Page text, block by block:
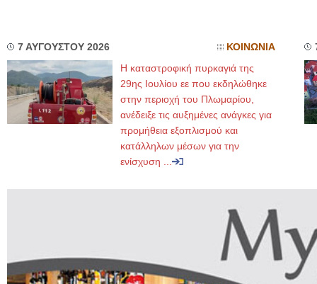
7 ΑΥΓΟΥΣΤΟΥ 2026 ΚΟΙΝΩΝΙΑ
Η καταστροφική πυρκαγιά της
29ης Ιουλίου εε που εκδηλώθηκε
στην περιοχή του Πλωμαρίου,
ανέδειξε τις αυξημένες ανάγκες για
προμήθεια εξοπλισμού και
κατάλληλων μέσων για την
ενίσχυση ...